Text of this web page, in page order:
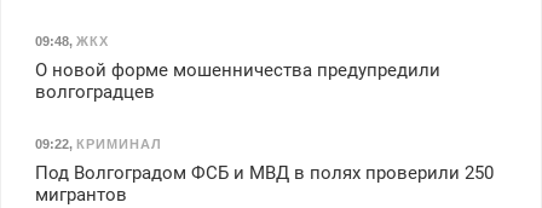
09:48, ЖКХ
О новой форме мошенничества предупредили
волгоградцев
09:22, КРИМИНАЛ
Под Волгоградом ФСБ и МВД в полях проверили 250
мигрантов